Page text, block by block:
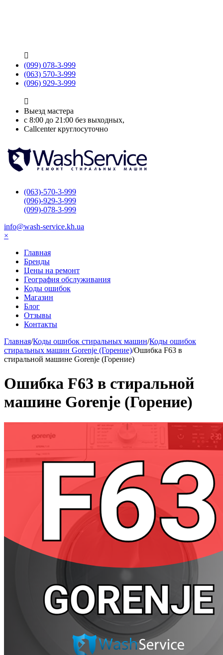

(099) 078-3-999
(063) 570-3-999
(096) 929-3-999

Выезд мастера
с 8:00 до 21:00 без выходных,
Callcenter круглосуточно
(063)-570-3-999
(096)-929-3-999
(099)-078-3-999
info@wash-service.kh.ua
×
Главная
Бренды
Цены на ремонт
География обслуживания
Коды ошибок
Магазин
Блог
Отзывы
Контакты
Главная/Коды ошибок стиральных машин/Коды ошибок
стиральных машин Gorenje (Горение)/Ошибка F63 в
стиральной машине Gorenje (Горение)
Ошибка F63 в стиральной
машине Gorenje (Горение)